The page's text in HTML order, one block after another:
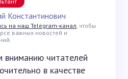
Константинович
на наш Telegram-канал, чтобы
важных новостей и
читателей
в качестве